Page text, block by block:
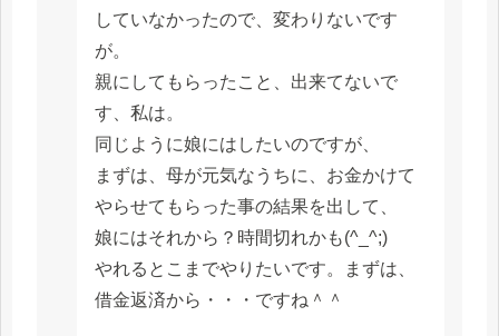
していなかったので、変わりないです
が。
親にしてもらったこと、出来てないで
す、私は。
同じように娘にはしたいのですが、
まずは、母が元気なうちに、お金かけて
やらせてもらった事の結果を出して、
娘にはそれから？時間切れかも(^_^;)
やれるとこまでやりたいです。まずは、
借金返済から・・・ですね＾＾